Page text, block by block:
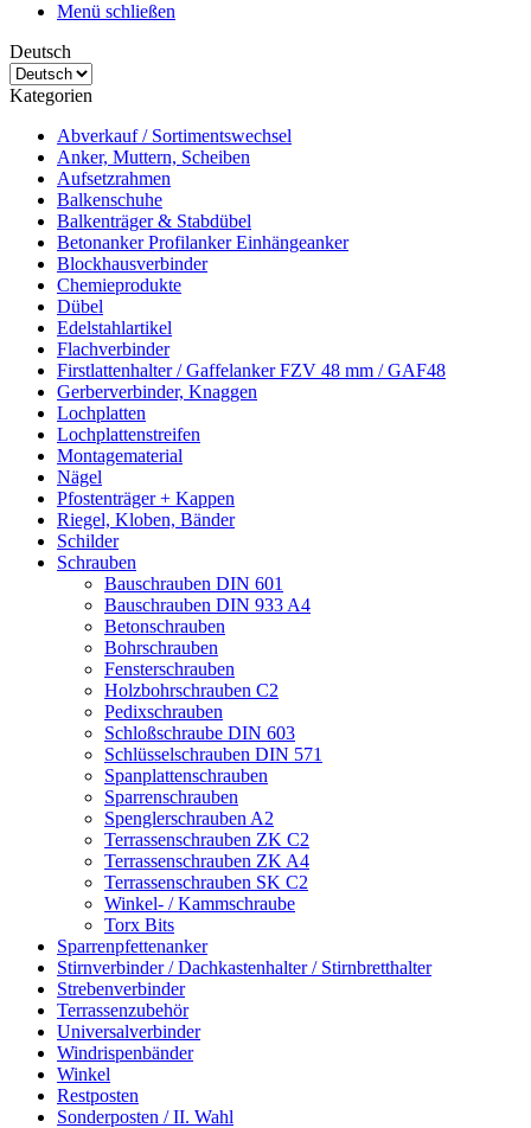
Menü schließen
Deutsch
Kategorien
Abverkauf / Sortimentswechsel
Anker, Muttern, Scheiben
Aufsetzrahmen
Balkenschuhe
Balkenträger & Stabdübel
Betonanker Profilanker Einhängeanker
Blockhausverbinder
Chemieprodukte
Dübel
Edelstahlartikel
Flachverbinder
Firstlattenhalter / Gaffelanker FZV 48 mm / GAF48
Gerberverbinder, Knaggen
Lochplatten
Lochplattenstreifen
Montagematerial
Nägel
Pfostenträger + Kappen
Riegel, Kloben, Bänder
Schilder
Schrauben
Bauschrauben DIN 601
Bauschrauben DIN 933 A4
Betonschrauben
Bohrschrauben
Fensterschrauben
Holzbohrschrauben C2
Pedixschrauben
Schloßschraube DIN 603
Schlüsselschrauben DIN 571
Spanplattenschrauben
Sparrenschrauben
Spenglerschrauben A2
Terrassenschrauben ZK C2
Terrassenschrauben ZK A4
Terrassenschrauben SK C2
Winkel- / Kammschraube
Torx Bits
Sparrenpfettenanker
Stirnverbinder / Dachkastenhalter / Stirnbretthalter
Strebenverbinder
Terrassenzubehör
Universalverbinder
Windrispenbänder
Winkel
Restposten
Sonderposten / II. Wahl